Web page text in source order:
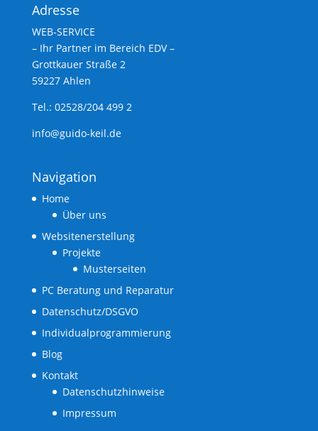
Adresse
WEB-SERVICE
– Ihr Partner im Bereich EDV –
Grottkauer Straße 2
59227 Ahlen
Tel.: 02528/204 499 2
info@guido-keil.de
Navigation
Home
Über uns
Websitenerstellung
Projekte
Musterseiten
PC Beratung und Reparatur
Datenschutz/DSGVO
Individualprogrammierung
Blog
Kontakt
Datenschutzhinweise
Impressum